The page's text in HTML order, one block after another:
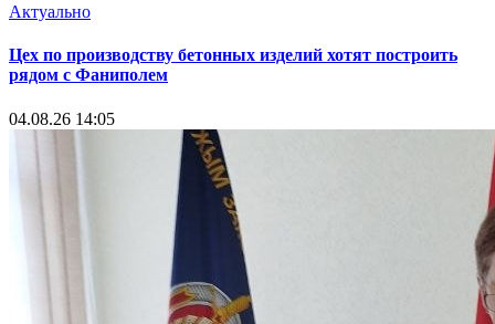
Актуально
Цех по производству бетонных изделий хотят построить
рядом с Фаниполем
04.08.26 14:05